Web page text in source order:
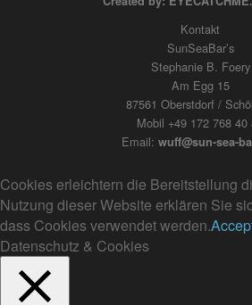
Kontakt
SunSeaBar’s
Stephanie B. Foery
Am Egg 15
87561 Oberstdorf /
Mobil +49 172 768 40
Email: wuff@sun-sea-
Cookies erleichtern die Bereitstellung
Nutzung dieser Website erklären Sie
dass Cookies verwendet werden.
Datenschutz & Cookies